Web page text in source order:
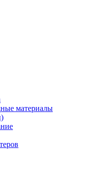
материалы